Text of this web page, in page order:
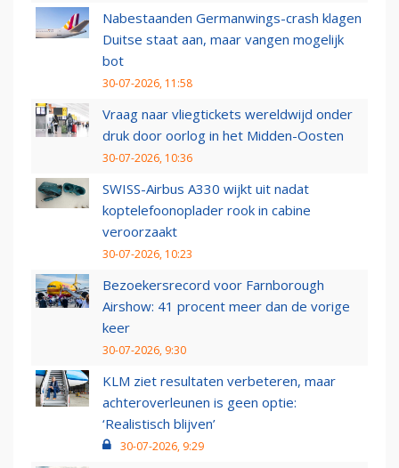
Nabestaanden Germanwings-crash klagen
Duitse staat aan, maar vangen mogelijk
bot
30-07-2026, 11:58
Vraag naar vliegtickets wereldwijd onder
druk door oorlog in het Midden-Oosten
30-07-2026, 10:36
SWISS-Airbus A330 wijkt uit nadat
koptelefoonoplader rook in cabine
veroorzaakt
30-07-2026, 10:23
Bezoekersrecord voor Farnborough
Airshow: 41 procent meer dan de vorige
keer
30-07-2026, 9:30
KLM ziet resultaten verbeteren, maar
achteroverleunen is geen optie:
‘Realistisch blijven’
30-07-2026, 9:29